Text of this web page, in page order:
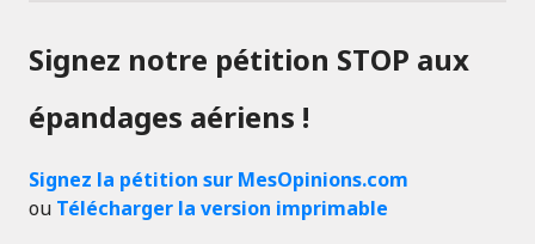
Signez notre pétition STOP aux
épandages aériens !
Signez la pétition sur MesOpinions.com
ou Télécharger la version imprimable